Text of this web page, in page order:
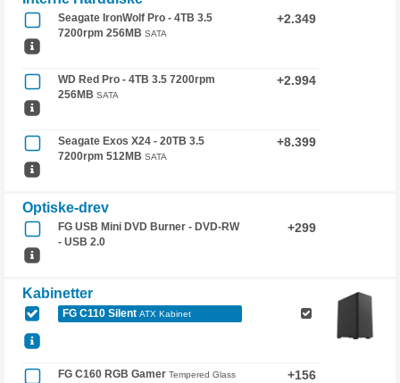
Seagate IronWolf Pro - 4TB 3.5
7200rpm 256MB SATA
+2.349
WD Red Pro - 4TB 3.5 7200rpm
256MB SATA
+2.994
Seagate Exos X24 - 20TB 3.5
7200rpm 512MB SATA
+8.399
Optiske-drev
FG USB Mini DVD Burner - DVD-RW
- USB 2.0
+299
Kabinetter
FG C110 Silent ATX Kabinet
FG C160 RGB Gamer Tempered Glass
+156